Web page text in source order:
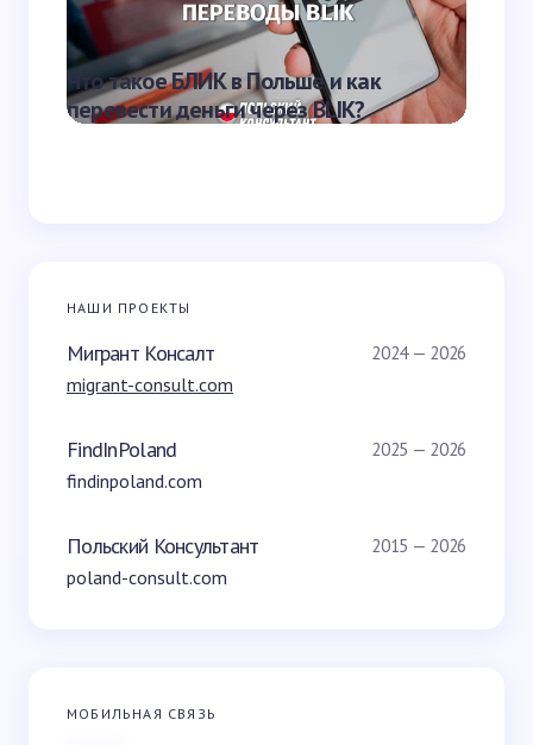
Что такое БЛИК в Польше и как
перевести деньги через BLIK?
НАШИ ПРОЕКТЫ
Мигрант Консалт 2024 — 2026
migrant-consult.com
FindInPoland 2025 — 2026
findinpoland.com
Польский Консультант 2015 — 2026
poland-consult.com
МОБИЛЬНАЯ СВЯЗЬ